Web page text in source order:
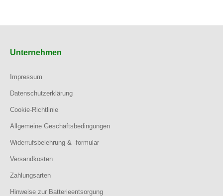
Unternehmen
Impressum
Datenschutzerklärung
Cookie-Richtlinie
Allgemeine Geschäftsbedingungen
Widerrufsbelehrung & -formular
Versandkosten
Zahlungsarten
Hinweise zur Batterieentsorgung